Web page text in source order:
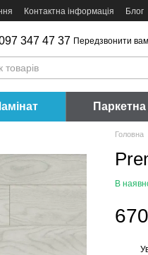
Контактна інформація Блог
347 47 37 Передзвонити
Головна
В